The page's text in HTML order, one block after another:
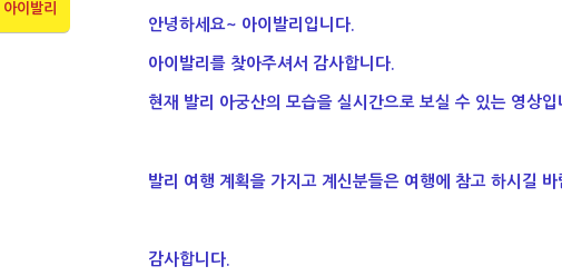
아이발리
안녕하세요~ 아이발리입니다.
아이발리를 찾아주셔서 감사합니다.
현재 발리 아궁산의 모습을 실시간으로 보실 수 있는 영상입
발리 여행 계획을 가지고 계신분들은 여행에 참고 하시길 바
감사합니다.